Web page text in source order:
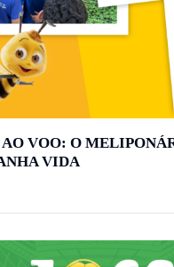
AO VOO: O
VIDA